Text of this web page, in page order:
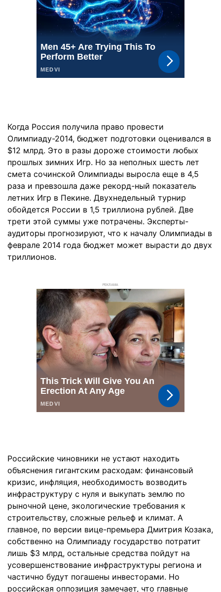
Когда Россия получила право провести
Олимпиаду-2014, бюджет подготовки оценивался в
$12 млрд. Это в разы дороже стоимости любых
прошлых зимних Игр. Но за неполных шесть лет
смета сочинской Олимпиады выросла еще в 4,5
раза и превзошла даже рекорд-ный показатель
летних Игр в Пекине. Двухнедельный турнир
обойдется России в 1,5 триллиона рублей. Две
трети этой суммы уже потрачены. Эксперты-
аудиторы прогнозируют, что к началу Олимпиады в
феврале 2014 года бюджет может вырасти до двух
триллионов.
РЕКЛАМА
Российские чиновники не устают находить
объяснения гигантским расходам: финансовый
кризис, инфляция, необходимость возводить
инфраструктуру с нуля и выкупать землю по
рыночной цене, экологические требования к
строительству, сложные рельеф и климат. А
главное, по версии вице-премьера Дмитрия Козака,
собственно на Олимпиаду государство потратит
лишь $3 млрд, остальные средства пойдут на
усовершенствование инфраструктуры региона и
частично будут погашены инвесторами. Но
российская оппозиция замечает, что главные